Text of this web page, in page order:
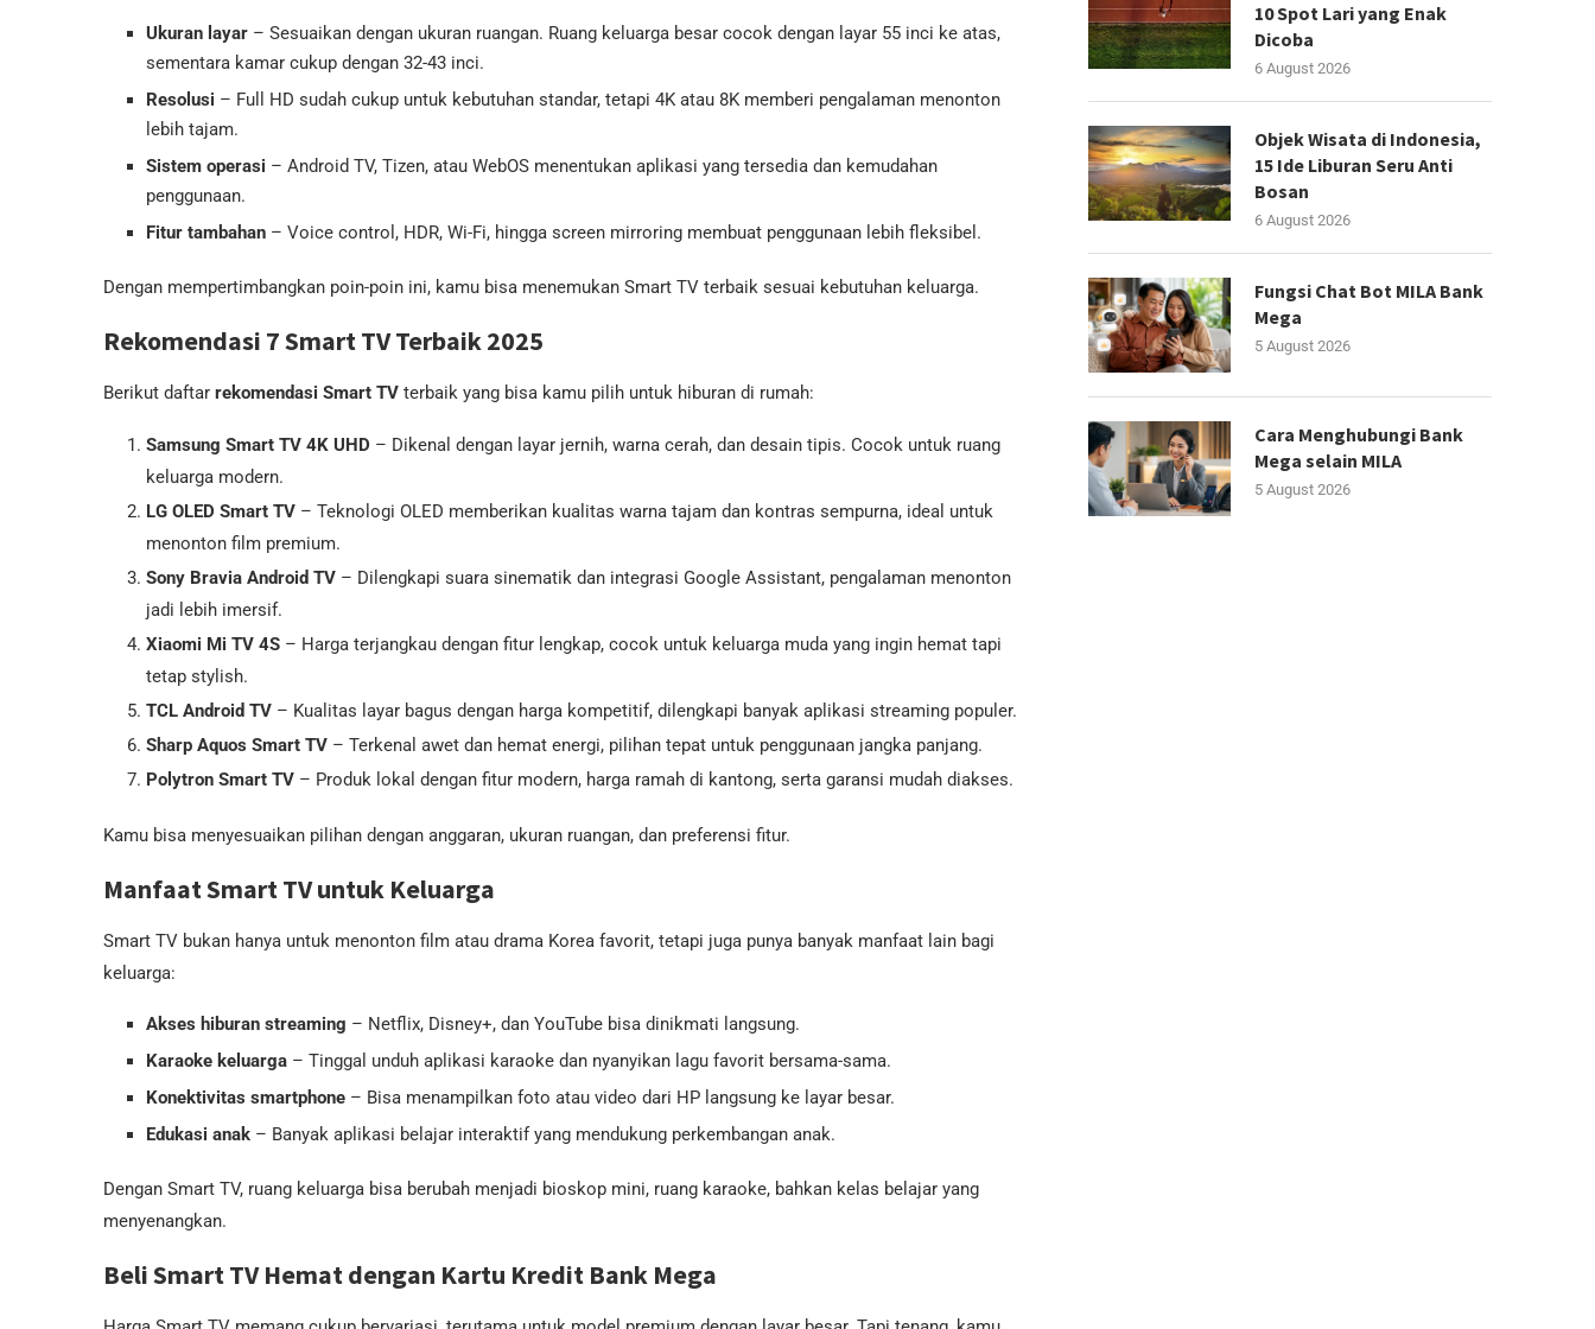
Ukuran layar – Sesuaikan dengan ukuran ruangan. Ruang keluarga besar cocok dengan layar 55 inci ke atas,
sementara kamar cukup dengan 32-43 inci.
Resolusi – Full HD sudah cukup untuk kebutuhan standar, tetapi 4K atau 8K memberi pengalaman menonton
lebih tajam.
Sistem operasi – Android TV, Tizen, atau WebOS menentukan aplikasi yang tersedia dan kemudahan
penggunaan.
Fitur tambahan – Voice control, HDR, Wi-Fi, hingga screen mirroring membuat penggunaan lebih fleksibel.
Dengan mempertimbangkan poin-poin ini, kamu bisa menemukan Smart TV terbaik sesuai kebutuhan keluarga.
Rekomendasi 7 Smart TV Terbaik 2025
Berikut daftar rekomendasi Smart TV terbaik yang bisa kamu pilih untuk hiburan di rumah:
Samsung Smart TV 4K UHD – Dikenal dengan layar jernih, warna cerah, dan desain tipis. Cocok untuk ruang
keluarga modern.
LG OLED Smart TV – Teknologi OLED memberikan kualitas warna tajam dan kontras sempurna, ideal untuk
menonton film premium.
Sony Bravia Android TV – Dilengkapi suara sinematik dan integrasi Google Assistant, pengalaman menonton
jadi lebih imersif.
Xiaomi Mi TV 4S – Harga terjangkau dengan fitur lengkap, cocok untuk keluarga muda yang ingin hemat tapi
tetap stylish.
TCL Android TV – Kualitas layar bagus dengan harga kompetitif, dilengkapi banyak aplikasi streaming populer.
Sharp Aquos Smart TV – Terkenal awet dan hemat energi, pilihan tepat untuk penggunaan jangka panjang.
Polytron Smart TV – Produk lokal dengan fitur modern, harga ramah di kantong, serta garansi mudah diakses.
Kamu bisa menyesuaikan pilihan dengan anggaran, ukuran ruangan, dan preferensi fitur.
Manfaat Smart TV untuk Keluarga
Smart TV bukan hanya untuk menonton film atau drama Korea favorit, tetapi juga punya banyak manfaat lain bagi
keluarga:
Akses hiburan streaming – Netflix, Disney+, dan YouTube bisa dinikmati langsung.
Karaoke keluarga – Tinggal unduh aplikasi karaoke dan nyanyikan lagu favorit bersama-sama.
Konektivitas smartphone – Bisa menampilkan foto atau video dari HP langsung ke layar besar.
Edukasi anak – Banyak aplikasi belajar interaktif yang mendukung perkembangan anak.
Dengan Smart TV, ruang keluarga bisa berubah menjadi bioskop mini, ruang karaoke, bahkan kelas belajar yang
menyenangkan.
Beli Smart TV Hemat dengan Kartu Kredit Bank Mega
10 Spot Lari yang Enak
Dicoba
6 August 2026
Objek Wisata di Indonesia,
15 Ide Liburan Seru Anti
Bosan
6 August 2026
Fungsi Chat Bot MILA Bank
Mega
5 August 2026
Cara Menghubungi Bank
Mega selain MILA
5 August 2026